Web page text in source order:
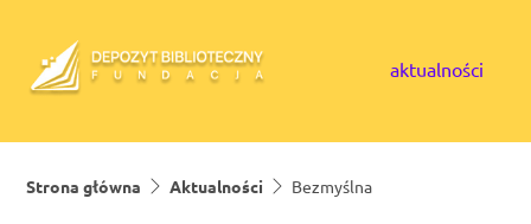
aktualności
Strona główna Aktualności Bezmyślna